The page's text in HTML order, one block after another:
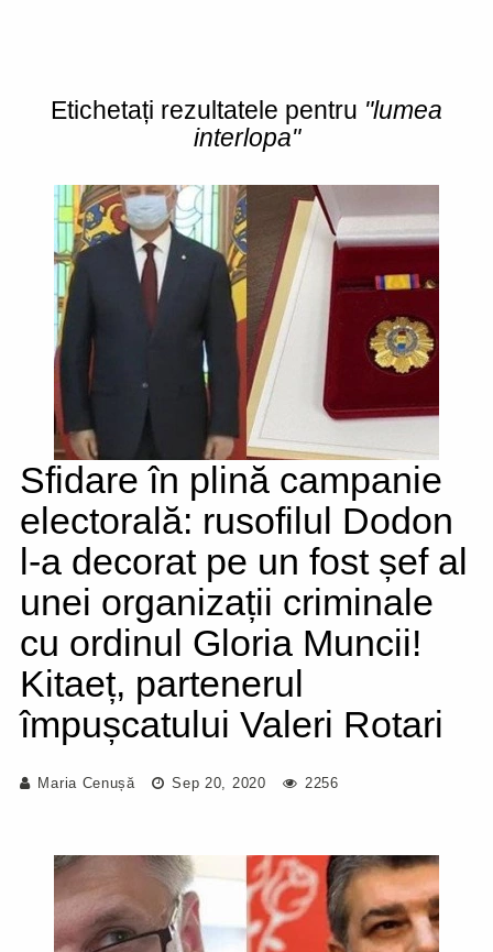
Etichetați rezultatele pentru "lumea
interlopa"
Sfidare în plină campanie
electorală: rusofilul Dodon
l-a decorat pe un fost șef al
unei organizații criminale
cu ordinul Gloria Muncii!
Kitaeț, partenerul
împușcatului Valeri Rotari
Maria Cenușă Sep 20, 2020 2256